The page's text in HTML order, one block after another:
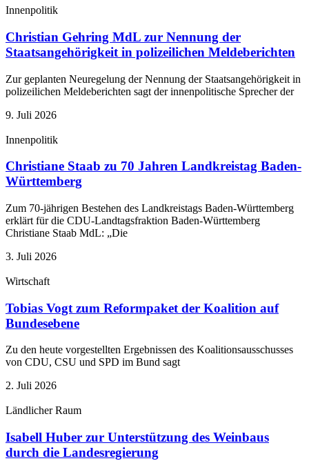
Innenpolitik
Christian Gehring MdL zur Nennung der
Staatsangehörigkeit in polizeilichen Meldeberichten
Zur geplanten Neuregelung der Nennung der Staatsangehörigkeit in
polizeilichen Meldeberichten sagt der innenpolitische Sprecher der
9. Juli 2026
Innenpolitik
Christiane Staab zu 70 Jahren Landkreistag Baden-
Württemberg
Zum 70-jährigen Bestehen des Landkreistags Baden-Württemberg
erklärt für die CDU-Landtagsfraktion Baden-Württemberg
Christiane Staab MdL: ­„Die
3. Juli 2026
Wirtschaft
Tobias Vogt zum Reformpaket der Koalition auf
Bundesebene
Zu den heute vorgestellten Ergebnissen des Koalitionsausschusses
von CDU, CSU und SPD im Bund sagt
2. Juli 2026
Ländlicher Raum
Isabell Huber zur Unterstützung des Weinbaus
durch die Landesregierung